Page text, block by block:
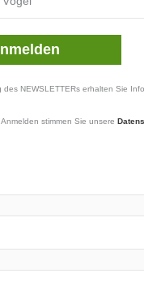
des NEWSLETTERs erhalten Sie
stimmen Sie unsere